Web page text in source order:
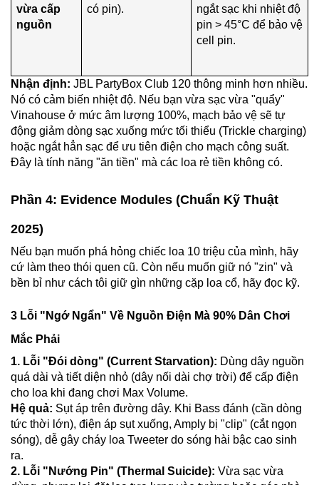
vừa cấp
nguồn
có pin).
ngắt sạc khi nhiệt độ
pin > 45°C để bảo vệ
cell pin.
Nhận định: JBL PartyBox Club 120 thông minh hơn nhiều.
Nó có cảm biến nhiệt độ. Nếu bạn vừa sạc vừa "quẩy"
Vinahouse ở mức âm lượng 100%, mạch bảo vệ sẽ tự
động giảm dòng sạc xuống mức tối thiểu (Trickle charging)
hoặc ngắt hẳn sạc để ưu tiên điện cho mạch công suất.
Đây là tính năng "ăn tiền" mà các loa rẻ tiền không có.
Phần 4: Evidence Modules (Chuẩn Kỹ Thuật
2025)
Nếu bạn muốn phá hỏng chiếc loa 10 triệu của mình, hãy
cứ làm theo thói quen cũ. Còn nếu muốn giữ nó "zin" và
bền bỉ như cách tôi giữ gìn những cặp loa cổ, hãy đọc kỹ.
3 Lỗi "Ngớ Ngẩn" Về Nguồn Điện Mà 90% Dân Chơi
Mắc Phải
1. Lỗi "Đói dòng" (Current Starvation): Dùng dây nguồn
quá dài và tiết diện nhỏ (dây nối dài chợ trời) để cấp điện
cho loa khi đang chơi Max Volume.
Hệ quả: Sụt áp trên đường dây. Khi Bass đánh (cần dòng
tức thời lớn), điện áp sụt xuống, Amply bị "clip" (cắt ngọn
sóng), dễ gây cháy loa Tweeter do sóng hài bậc cao sinh
ra.
2. Lỗi "Nướng Pin" (Thermal Suicide): Vừa sạc vừa